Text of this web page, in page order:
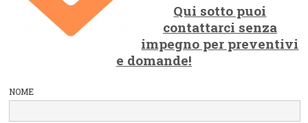
Qui sotto puoi
contattarci senza
impegno per preventivi
e domande!
NOME